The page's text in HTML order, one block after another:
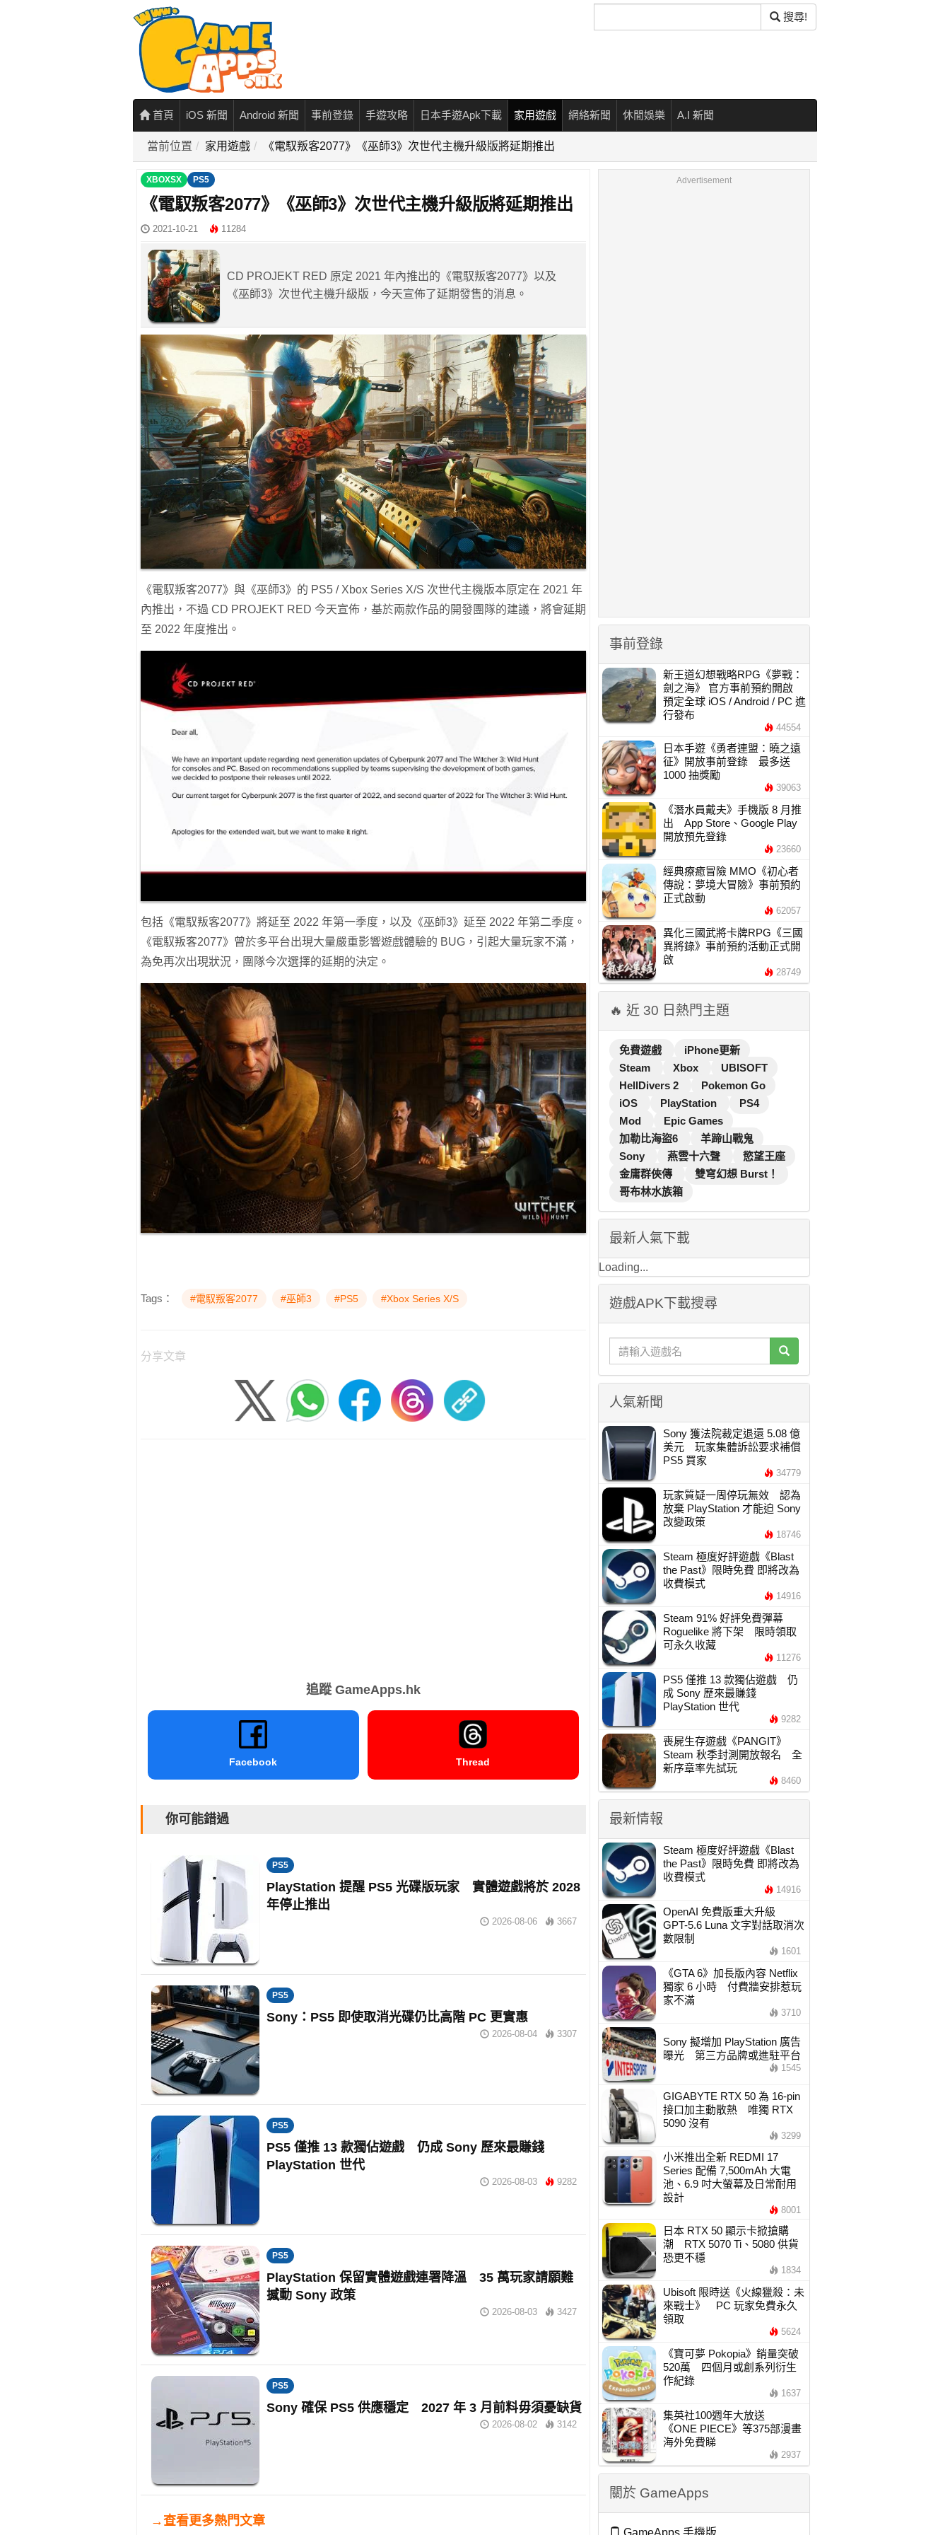
尋
搜尋!
首頁 iOS 新聞 Android 新聞 事前登錄 手遊攻略 日本手遊Apk下載 家用遊戲 網絡新聞 休閒娛樂 A.I 新聞
當前位置 家用遊戲 《電馭叛客2077》《巫師3》次世代主機升級版將延期推出
XBOXSX PS5
《電馭叛客2077》《巫師3》次世代主機升級版將延期推出
2021-10-21 11284
CD PROJEKT RED 原定 2021 年內推出的《電馭叛客2077》以及
《巫師3》次世代主機升級版，今天宣佈了延期發售的消息。
《電馭叛客2077》與《巫師3》的 PS5 / Xbox Series X/S 次世代主機版本原定在 2021 年
內推出，不過 CD PROJEKT RED 今天宣佈，基於兩款作品的開發團隊的建議，將會延期
至 2022 年度推出。
包括《電馭叛客2077》將延至 2022 年第一季度，以及《巫師3》延至 2022 年第二季度。
《電馭叛客2077》曾於多平台出現大量嚴重影響遊戲體驗的 BUG，引起大量玩家不滿，
為免再次出現狀況，團隊今次選擇的延期的決定。
Tags： #電馭叛客2077 #巫師3 #PS5 #Xbox Series X/S
分享文章
追蹤 GameApps.hk
Facebook Thread
你可能錯過
PS5
PlayStation 提醒 PS5 光碟版玩家 實體遊戲將於 2028
年停止推出
2026-08-06 3667
PS5
Sony：PS5 即使取消光碟仍比高階 PC 更實惠
2026-08-04 3307
PS5
PS5 僅推 13 款獨佔遊戲 仍成 Sony 歷來最賺錢
PlayStation 世代
2026-08-03 9282
PS5
PlayStation 保留實體遊戲連署降溫 35 萬玩家請願難
撼動 Sony 政策
2026-08-03 3427
PS5
Sony 確保 PS5 供應穩定 2027 年 3 月前料毋須憂缺貨
2026-08-02 3142
→查看更多熱門文章
Advertisement
事前登錄
新王道幻想戰略RPG《夢戰：
劍之海》 官方事前預約開啟
預定全球 iOS / Android / PC 進
行發布
44554
日本手遊《勇者連盟：曉之遠
征》開放事前登錄 最多送
1000 抽獎勵
39063
《潛水員戴夫》手機版 8 月推
出 App Store、Google Play
開放預先登錄
23660
經典療癒冒險 MMO《初心者
傳說：夢境大冒險》事前預約
正式啟動
62057
異化三國武將卡牌RPG《三國
異將錄》事前預約活動正式開
啟
28749
🔥 近 30 日熱門主題
免費遊戲
iPhone更新
Steam
Xbox
UBISOFT
HellDivers 2
Pokemon Go
iOS
PlayStation
PS4
Mod
Epic Games
加勒比海盜6
羊蹄山戰鬼
Sony
燕雲十六聲
慾望王座
金庸群俠傳
雙穹幻想 Burst！
哥布林水族箱
最新人氣下載
Loading...
遊戲APK下載搜尋
人氣新聞
Sony 獲法院裁定退還 5.08 億
美元 玩家集體訴訟要求補償
PS5 買家
34779
玩家質疑一周停玩無效 認為
放棄 PlayStation 才能迫 Sony
改變政策
18746
Steam 極度好評遊戲《Blast
the Past》限時免費 即將改為
收費模式
14916
Steam 91% 好評免費彈幕
Roguelike 將下架 限時領取
可永久收藏
11276
PS5 僅推 13 款獨佔遊戲 仍
成 Sony 歷來最賺錢
PlayStation 世代
9282
喪屍生存遊戲《PANGIT》
Steam 秋季封測開放報名 全
新序章率先試玩
8460
最新情報
Steam 極度好評遊戲《Blast
the Past》限時免費 即將改為
收費模式
14916
OpenAI 免費版重大升級
GPT-5.6 Luna 文字對話取消次
數限制
1601
《GTA 6》加長版內容 Netflix
獨家 6 小時 付費牆安排惹玩
家不滿
3710
Sony 擬增加 PlayStation 廣告
曝光 第三方品牌或進駐平台
1545
GIGABYTE RTX 50 為 16-pin
接口加主動散熱 唯獨 RTX
5090 沒有
3299
小米推出全新 REDMI 17
Series 配備 7,500mAh 大電
池、6.9 吋大螢幕及日常耐用
設計
8001
日本 RTX 50 顯示卡掀搶購
潮 RTX 5070 Ti、5080 供貨
恐更不穩
1834
Ubisoft 限時送《火線獵殺：未
來戰士》 PC 玩家免費永久
領取
5624
《寶可夢 Pokopia》銷量突破
520萬 四個月或創系列衍生
作紀錄
1637
集英社100週年大放送
《ONE PIECE》等375部漫畫
海外免費睇
2937
關於 GameApps
GameApps 手機版